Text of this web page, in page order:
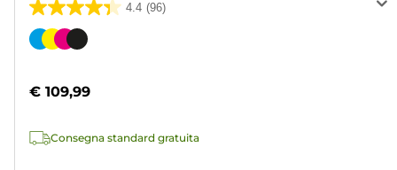
4.4 (96)
4.4
su
96
Cartuccia
€ 109,99
Consegna standard gratuita